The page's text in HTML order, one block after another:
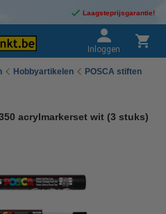
Laagsteprijsgarantie!
Inloggen
Hobbyartikelen
POSCA stiften
acrylmarkerset wit (3 stuks)